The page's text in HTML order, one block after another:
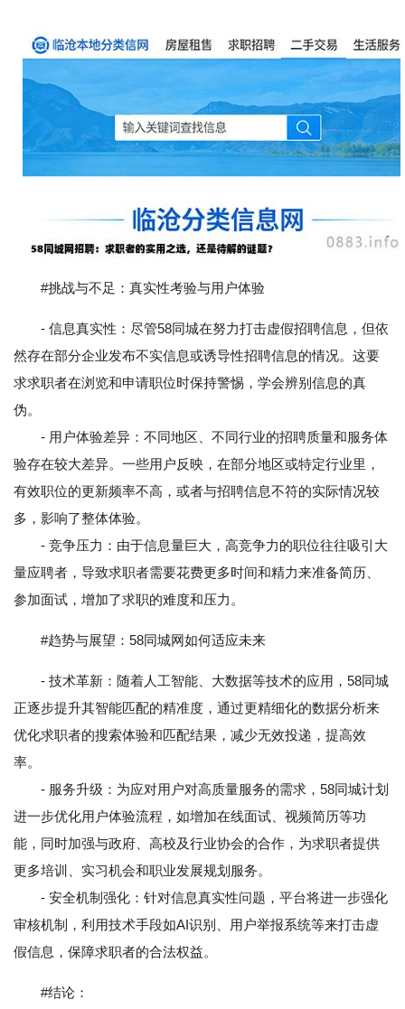
#挑战与不足：真实性考验与用户体验
- 信息真实性：尽管58同城在努力打击虚假招聘信息，但依
然存在部分企业发布不实信息或诱导性招聘信息的情况。这要
求求职者在浏览和申请职位时保持警惕，学会辨别信息的真
伪。
- 用户体验差异：不同地区、不同行业的招聘质量和服务体
验存在较大差异。一些用户反映，在部分地区或特定行业里，
有效职位的更新频率不高，或者与招聘信息不符的实际情况较
多，影响了整体体验。
- 竞争压力：由于信息量巨大，高竞争力的职位往往吸引大
量应聘者，导致求职者需要花费更多时间和精力来准备简历、
参加面试，增加了求职的难度和压力。
#趋势与展望：58同城网如何适应未来
- 技术革新：随着人工智能、大数据等技术的应用，58同城
正逐步提升其智能匹配的精准度，通过更精细化的数据分析来
优化求职者的搜索体验和匹配结果，减少无效投递，提高效
率。
- 服务升级：为应对用户对高质量服务的需求，58同城计划
进一步优化用户体验流程，如增加在线面试、视频简历等功
能，同时加强与政府、高校及行业协会的合作，为求职者提供
更多培训、实习机会和职业发展规划服务。
- 安全机制强化：针对信息真实性问题，平台将进一步强化
审核机制，利用技术手段如AI识别、用户举报系统等来打击虚
假信息，保障求职者的合法权益。
#结论：